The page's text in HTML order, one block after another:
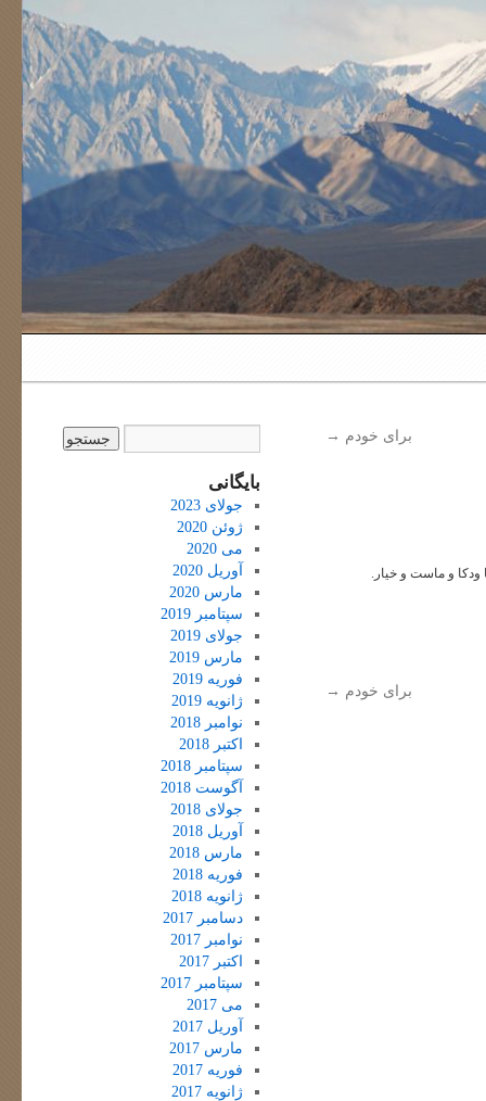
برای خودم →
و ماست و خیار.
برای خودم →
بایگانی
جولای 2023
ژوئن 2020
می 2020
آوریل 2020
مارس 2020
سپتامبر 2019
جولای 2019
مارس 2019
فوریه 2019
ژانویه 2019
نوامبر 2018
اکتبر 2018
سپتامبر 2018
آگوست 2018
جولای 2018
آوریل 2018
مارس 2018
فوریه 2018
ژانویه 2018
دسامبر 2017
نوامبر 2017
اکتبر 2017
سپتامبر 2017
می 2017
آوریل 2017
مارس 2017
فوریه 2017
ژانویه 2017